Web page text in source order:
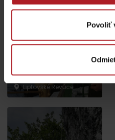
Povoliť
záhrada
Liptovské Revúce